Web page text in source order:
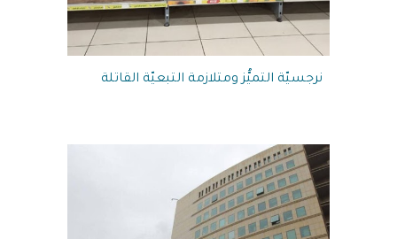
نرجسيّة التميُّز ومتلازمة التبعيّة القاتلة